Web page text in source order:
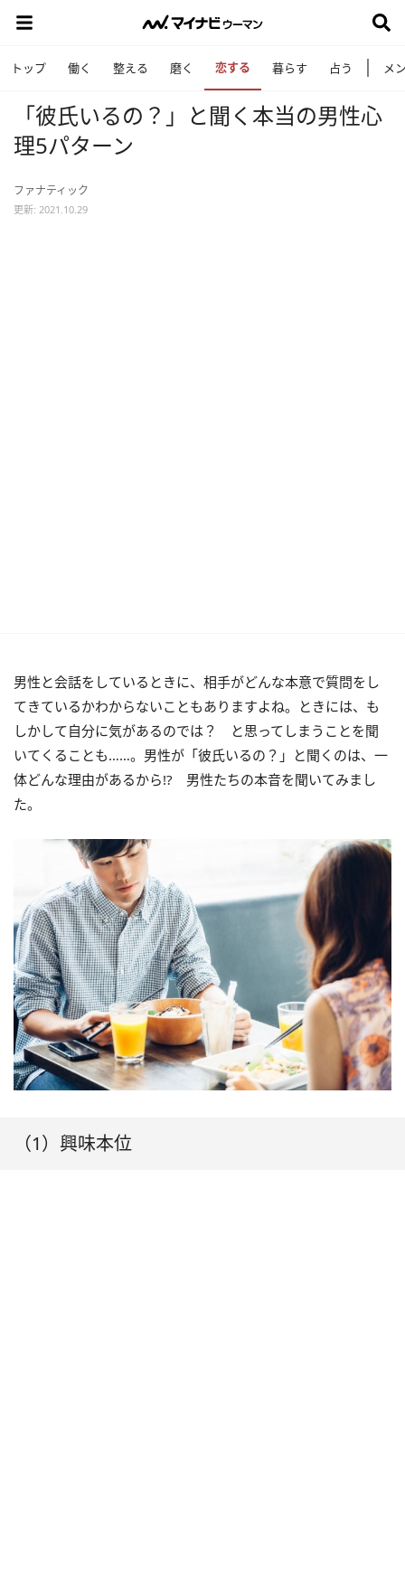
トップ 働く 整える 磨く 恋する 暮らす 占う メ
「彼氏いるの？」と聞く本当の男性心
理5パターン
ファナティック
更新: 2021.10.29
男性と会話をしているときに、相手がどんな本意で質問をし
てきているかわからないこともありますよね。ときには、も
しかして自分に気があるのでは？ と思ってしまうことを聞
いてくることも……。男性が「彼氏いるの？」と聞くのは、一
体どんな理由があるから!? 男性たちの本音を聞いてみまし
た。
（1）興味本位